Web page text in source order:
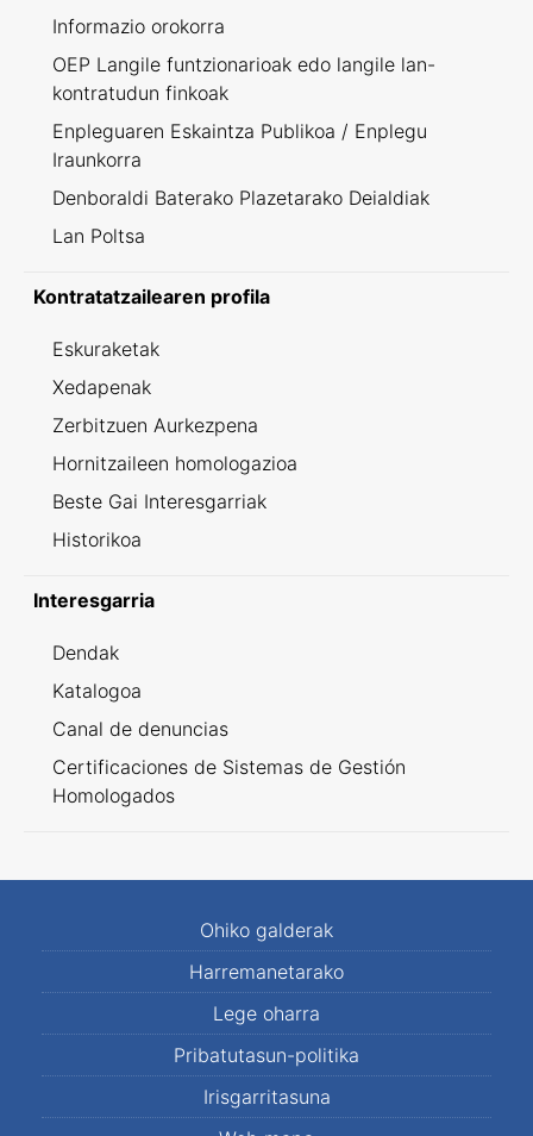
Informazio orokorra
OEP Langile funtzionarioak edo langile lan-
kontratudun finkoak
Enpleguaren Eskaintza Publikoa / Enplegu
Iraunkorra
Denboraldi Baterako Plazetarako Deialdiak
Lan Poltsa
Kontratatzailearen profila
Eskuraketak
Xedapenak
Zerbitzuen Aurkezpena
Hornitzaileen homologazioa
Beste Gai Interesgarriak
Historikoa
Interesgarria
Dendak
Katalogoa
Canal de denuncias
Certificaciones de Sistemas de Gestión
Homologados
Ohiko galderak
Harremanetarako
Lege oharra
Pribatutasun-politika
Irisgarritasuna